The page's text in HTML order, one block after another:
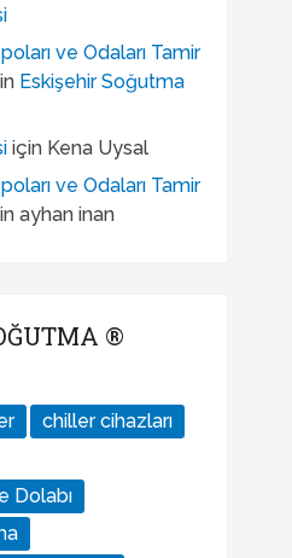
ve Odaları Tamir
Eskişehir Soğutma
için Kena Uysal
ve Odaları Tamir
ayhan inan
®
chiller cihazları
Dolabı